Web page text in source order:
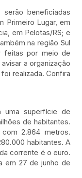
serão beneficiadas
Primeiro Lugar, em
em Pelotas/RS; e
na região Sul
feitas por meio de
a organização
realizada. Confira
uma superfície de
de habitantes.
2.864 metros.
habitantes. A
corrente é o euro.
em 27 de junho de